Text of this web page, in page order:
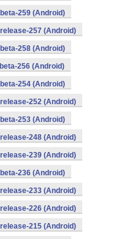
259 (Android)
257 (Android)
258 (Android)
256 (Android)
254 (Android)
252 (Android)
253 (Android)
248 (Android)
239 (Android)
236 (Android)
233 (Android)
226 (Android)
215 (Android)